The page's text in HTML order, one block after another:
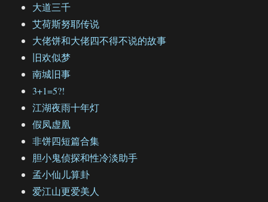
大道三千
艾荷斯努耶传说
大佬饼和大佬四不得不说的故事
旧欢似梦
南城旧事
3+1=5?!
江湖夜雨十年灯
假凤虚凰
非饼四短篇合集
胆小鬼侦探和性冷淡助手
孟小仙儿算卦
爱江山更爱美人